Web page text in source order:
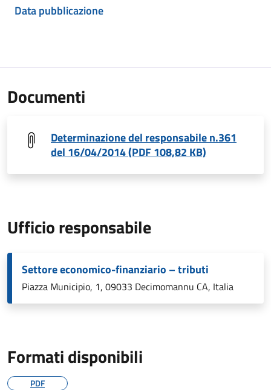
Data pubblicazione
Documenti
Determinazione del responsabile n.361
del 16/04/2014 (PDF 108,82 KB)
Ufficio responsabile
Settore economico-finanziario – tributi
Piazza Municipio, 1, 09033 Decimomannu CA, Italia
Formati disponibili
PDF